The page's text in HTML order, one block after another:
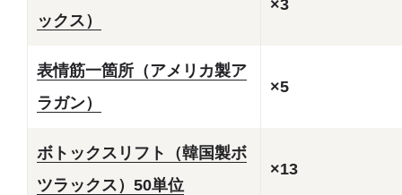
ックス）
×3
表情筋一箇所（アメリカ製ア
ラガン）
×5
ボトックスリフト（韓国製ボ
ツラックス）50単位
×13